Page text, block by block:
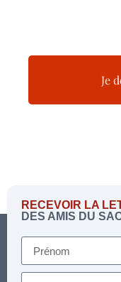
Je
RECEVOIR LA
DES AMIS DU